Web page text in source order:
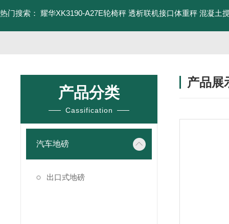
热门搜索： 耀华XK3190-A27E轮椅秤 透析联机接口体重秤 混凝土
产品分类
Cassification
汽车地磅
出口式地磅
产品展